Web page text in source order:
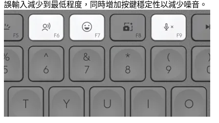
誤輸入減少到最低程度，同時增加按鍵穩定性以減少噪音。